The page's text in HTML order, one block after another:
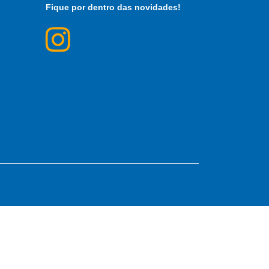
Fique por dentro das novidades!